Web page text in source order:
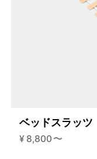
ベッドスラッツ
¥ 8,800 〜